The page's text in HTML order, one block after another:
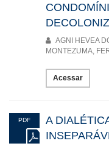
AGNI HEVEA
MONTEZUMA,
Acessar
PDF
A